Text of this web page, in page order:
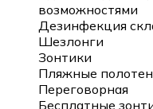
возможностями
Дезинфекция
Шезлонги
Зонтики
Пляжные
Переговорная
Бесплатные